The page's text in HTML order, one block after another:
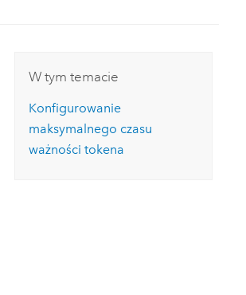
W tym temacie
Konfigurowanie
maksymalnego czasu
ważności tokena